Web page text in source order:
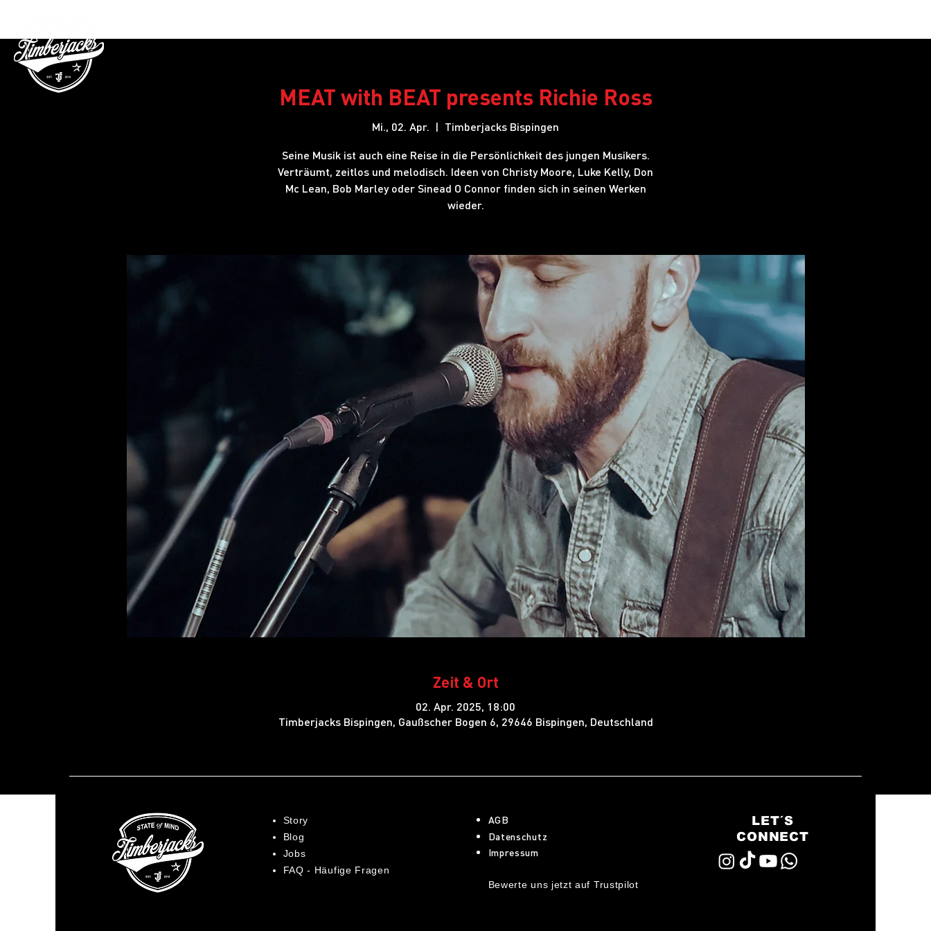
MEAT with BEAT presents Richie Ross
Mi., 02. Apr.
  |
Timberjacks Bispingen
Seine Musik ist auch eine Reise in die Persönlichkeit des jungen Musikers.
Verträumt, zeitlos und melodisch. Ideen von Christy Moore, Luke Kelly, Don
Mc Lean, Bob Marley oder Sinead O Connor finden sich in seinen Werken
wieder.
Zeit & Ort
02. Apr. 2025, 18:00
Timberjacks Bispingen, Gaußscher Bogen 6, 29646 Bispingen, Deutschland
Story
Blog
Jobs
FAQ - Häufige Fragen
AGB
Datenschutz
Impressum
Bewerte uns jetzt auf Trustpilot
LET´S
CONNECT